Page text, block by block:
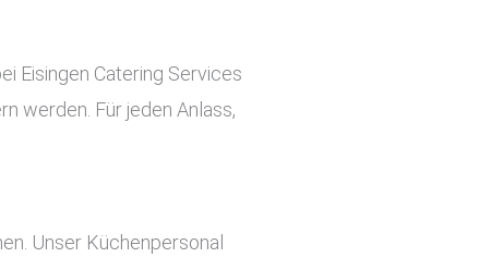
Eisingen Catering Services
werden. Für jeden Anlass,
Unser Küchenpersonal